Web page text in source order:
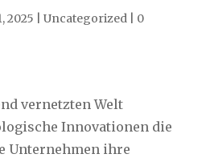
2025 Uncategorized| 0
vernetzten Welt
Innovationen die
Unternehmen ihre